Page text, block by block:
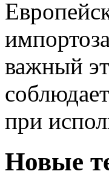
важный
при
Новые